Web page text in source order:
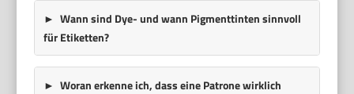
Wann sind Dye- und wann Pigmenttinten sinnvoll
für Etiketten?
Woran erkenne ich, dass eine Patrone wirklich